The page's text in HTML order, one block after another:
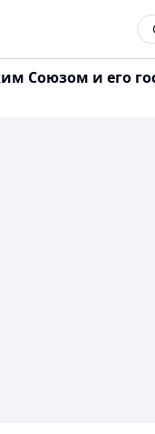
Союзом и его